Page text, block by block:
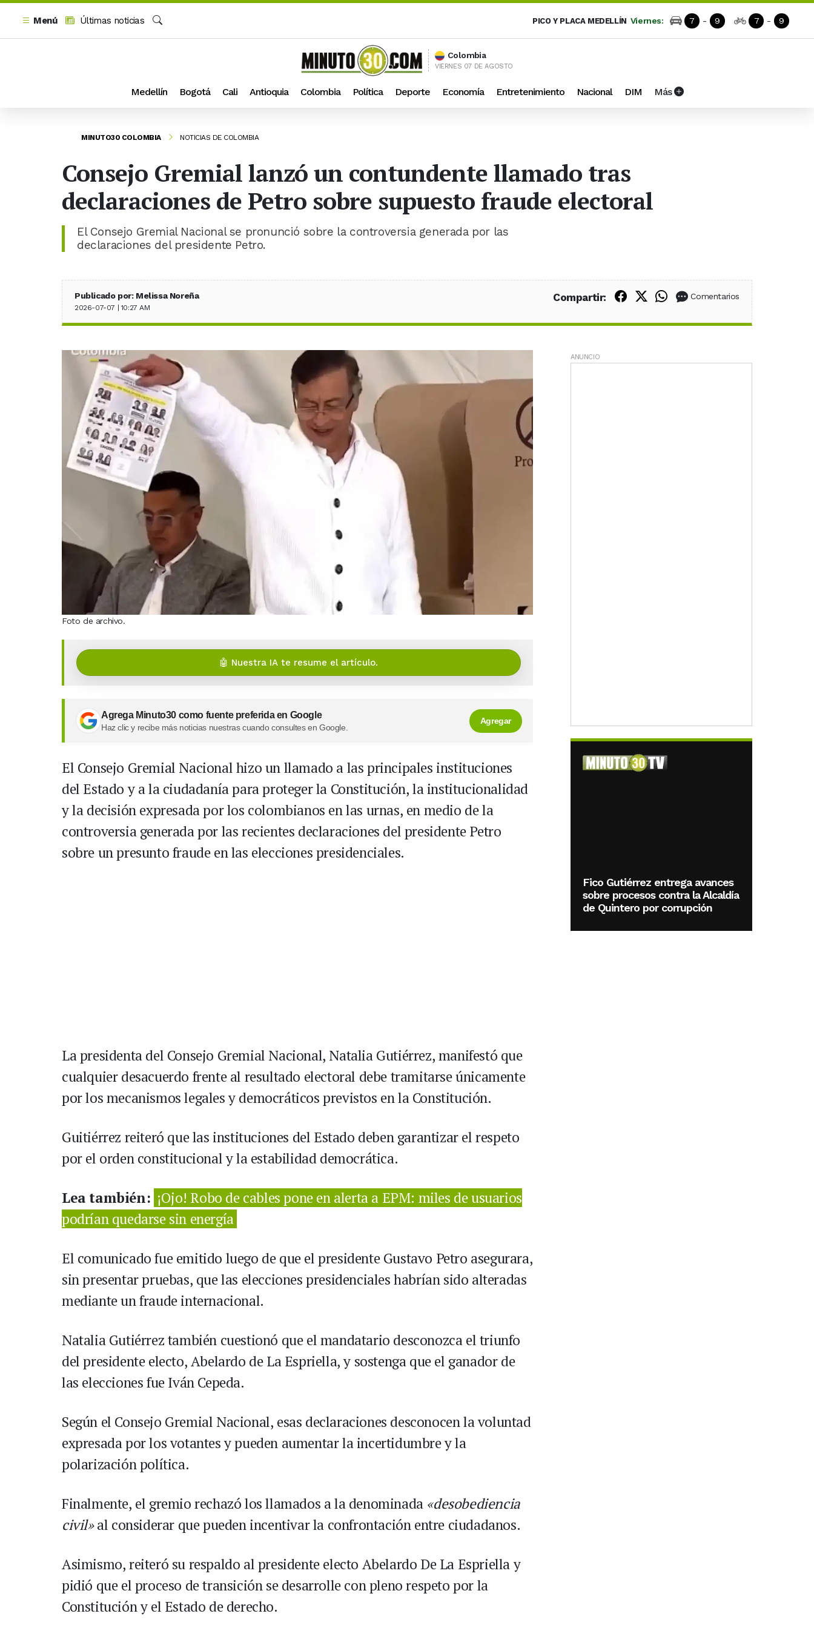
Menú
Últimas noticias
PICO Y PLACA MEDELLÍN Viernes: 7 - 9 7 - 9
Colombia
VIERNES 07 DE AGOSTO
Medellín Bogotá Cali Antioquia Colombia Política Deporte Economía Entretenimiento Nacional DIM Más
MINUTO30 COLOMBIA NOTICIAS DE COLOMBIA
Consejo Gremial lanzó un contundente llamado tras
declaraciones de Petro sobre supuesto fraude electoral
El Consejo Gremial Nacional se pronunció sobre la controversia generada por las
declaraciones del presidente Petro.
Publicado por: Melissa Noreña
2026-07-07 | 10:27 AM
Compartir: Compartir en Facebook
Compartir en X (Twitter)
Compartir en WhatsApp
Comentarios
Foto de archivo.
🤖 Nuestra IA te resume el artículo.
Agrega Minuto30 como fuente preferida en Google
Haz clic y recibe más noticias nuestras cuando consultes en Google.
Agregar
El Consejo Gremial Nacional hizo un llamado a las principales instituciones
del Estado y a la ciudadanía para proteger la Constitución, la institucionalidad
y la decisión expresada por los colombianos en las urnas, en medio de la
controversia generada por las recientes declaraciones del presidente Petro
sobre un presunto fraude en las elecciones presidenciales.
La presidenta del Consejo Gremial Nacional, Natalia Gutiérrez, manifestó que
cualquier desacuerdo frente al resultado electoral debe tramitarse únicamente
por los mecanismos legales y democráticos previstos en la Constitución.
Guitiérrez reiteró que las instituciones del Estado deben garantizar el respeto
por el orden constitucional y la estabilidad democrática.
Lea también: ¡Ojo! Robo de cables pone en alerta a EPM: miles de usuarios
podrían quedarse sin energía
El comunicado fue emitido luego de que el presidente Gustavo Petro asegurara,
sin presentar pruebas, que las elecciones presidenciales habrían sido alteradas
mediante un fraude internacional.
Natalia Gutiérrez también cuestionó que el mandatario desconozca el triunfo
del presidente electo, Abelardo de La Espriella, y sostenga que el ganador de
las elecciones fue Iván Cepeda.
Según el Consejo Gremial Nacional, esas declaraciones desconocen la voluntad
expresada por los votantes y pueden aumentar la incertidumbre y la
polarización política.
Finalmente, el gremio rechazó los llamados a la denominada «desobediencia
civil»al considerar que pueden incentivar la confrontación entre ciudadanos.
Asimismo, reiteró su respaldo al presidente electo Abelardo De La Espriella y
pidió que el proceso de transición se desarrolle con pleno respeto por la
Constitución y el Estado de derecho.
ANUNCIO
Fico Gutiérrez entrega avances
sobre procesos contra la Alcaldía
de Quintero por corrupción